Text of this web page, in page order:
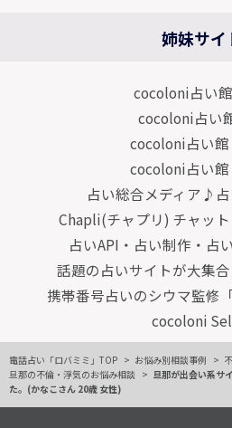
姉妹サイ
cocoloni占い
cocoloni占い
cocoloni占い館
cocoloni占い館
占い総合メディア♪占
Chapli(チャプリ) チャッ
占いAPI・占い制作・占
話題の占いサイトが大集合
携帯番号占いのシウマ監修
cocoloni
電話占い「ロバミミ」TOP お悩み別相談事例
旦那の不倫・浮気のお悩み相談
旦那が出会い系サ
た。(かなこさん 20歳 女性)